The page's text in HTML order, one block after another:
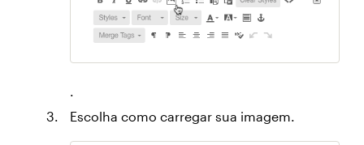
.
Escolha como carregar sua imagem.